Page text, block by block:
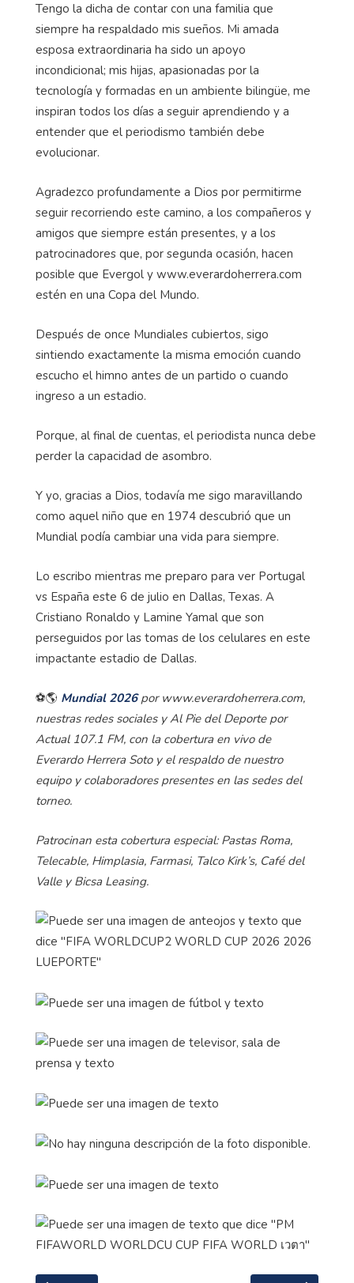
Tengo la dicha de contar con una familia que
siempre ha respaldado mis sueños. Mi amada
esposa extraordinaria ha sido un apoyo
incondicional; mis hijas, apasionadas por la
tecnología y formadas en un ambiente bilingüe, me
inspiran todos los días a seguir aprendiendo y a
entender que el periodismo también debe
evolucionar.
Agradezco profundamente a Dios por permitirme
seguir recorriendo este camino, a los compañeros y
amigos que siempre están presentes, y a los
patrocinadores que, por segunda ocasión, hacen
posible que Evergol y www.everardoherrera.com
estén en una Copa del Mundo.
Después de once Mundiales cubiertos, sigo
sintiendo exactamente la misma emoción cuando
escucho el himno antes de un partido o cuando
ingreso a un estadio.
Porque, al final de cuentas, el periodista nunca debe
perder la capacidad de asombro.
Y yo, gracias a Dios, todavía me sigo maravillando
como aquel niño que en 1974 descubrió que un
Mundial podía cambiar una vida para siempre.
Lo escribo mientras me preparo para ver Portugal
vs España este 6 de julio en Dallas, Texas. A
Cristiano Ronaldo y Lamine Yamal que son
perseguidos por las tomas de los celulares en este
impactante estadio de Dallas.
⚽🌎 Mundial 2026por www.everardoherrera.com,
nuestras redes sociales y Al Pie del Deporte por
Actual 107.1 FM, con la cobertura en vivo de
Everardo Herrera Soto y el respaldo de nuestro
equipo y colaboradores presentes en las sedes del
torneo.
Patrocinan esta cobertura especial: Pastas Roma,
Telecable, Himplasia, Farmasi, Talco Kirk’s, Café del
Valle y Bicsa Leasing.